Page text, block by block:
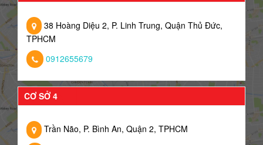
38 Hoàng Diệu 2, P. Linh Trung, Quận Thủ Đức,
TPHCM
0912655679
CƠ SỞ 4
Trần Não, P. Bình An, Quận 2, TPHCM